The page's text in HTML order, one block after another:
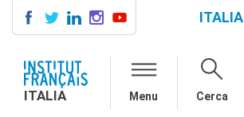
CORSI DI FRANCESE
ITALIA
ITALIA Menu Cerca